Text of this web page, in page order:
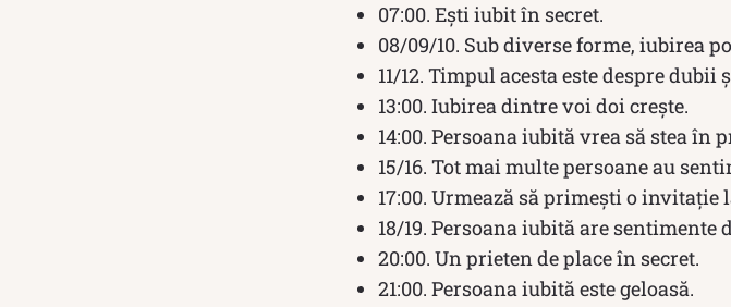
07:00. Ești iubit în secret.
08/09/10. Sub diverse forme, iubirea
11/12. Timpul acesta este despre dubii
13:00. Iubirea dintre voi doi crește.
14:00. Persoana iubită vrea să stea în
15/16. Tot mai multe persoane au
17:00. Urmează să primești o
18/19. Persoana iubită are sentimente
20:00. Un prieten de place în secret.
21:00. Persoana iubită este geloasă.